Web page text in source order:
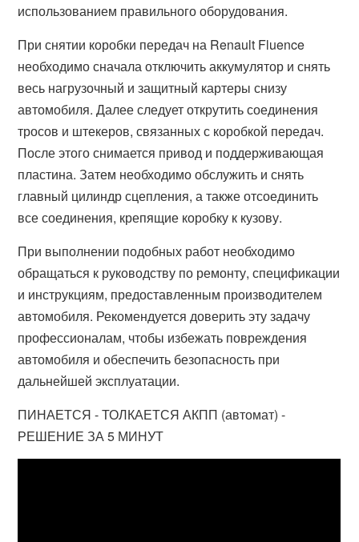
использованием правильного оборудования.
При снятии коробки передач на Renault Fluence
необходимо сначала отключить аккумулятор и снять
весь нагрузочный и защитный картеры снизу
автомобиля. Далее следует открутить соединения
тросов и штекеров, связанных с коробкой передач.
После этого снимается привод и поддерживающая
пластина. Затем необходимо обслужить и снять
главный цилиндр сцепления, а также отсоединить
все соединения, крепящие коробку к кузову.
При выполнении подобных работ необходимо
обращаться к руководству по ремонту, спецификации
и инструкциям, предоставленным производителем
автомобиля. Рекомендуется доверить эту задачу
профессионалам, чтобы избежать повреждения
автомобиля и обеспечить безопасность при
дальнейшей эксплуатации.
ПИНАЕТСЯ - ТОЛКАЕТСЯ АКПП (автомат) -
РЕШЕНИЕ ЗА 5 МИНУТ